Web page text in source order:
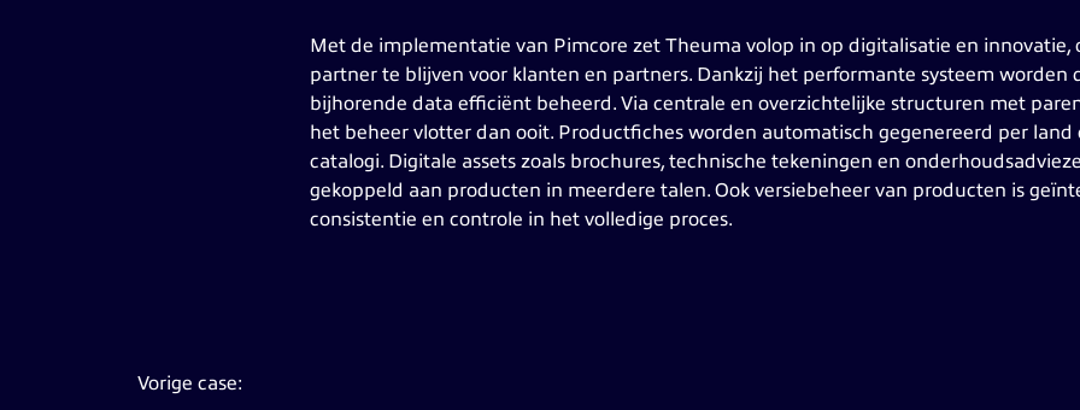
Met de implementatie van Pimcore zet Theuma volop in op digitalisatie en innovatie,
partner te blijven voor klanten en partners. Dankzij het performante systeem worden
bijhorende data efficiënt beheerd. Via centrale en overzichtelijke structuren met
het beheer vlotter dan ooit. Productfiches worden automatisch gegenereerd per land
catalogi. Digitale assets zoals brochures, technische tekeningen en
gekoppeld aan producten in meerdere talen. Ook versiebeheer van producten is
consistentie en controle in het volledige proces.
Vorige case: